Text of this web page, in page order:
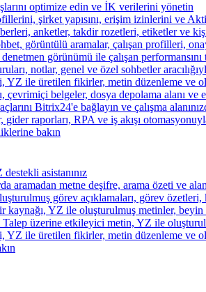
optimize edin ve İK verilerini yönetin
şirket yapısını, erişim izinlerini ve
anketler, takdir rozetleri, etiketler ve
görüntülü aramalar, çalışan profilleri,
görünümü ile çalışan
notlar, genel ve özel sohbetler
YZ ile üretilen fikirler, metin düzenleme ve
çevrimiçi belgeler, dosya depolama alanı ve
Bitrix24'e bağlayın ve çalışma
gider raporları, RPA ve iş akışı
bakın
asistanınız
aramadan metne deşifre, arama özeti ve
görev açıklamaları, görev
kaynağı, YZ ile oluşturulmuş metinler, beyin
Talep üzerine etkileyici metin, YZ ile
YZ ile üretilen fikirler, metin düzenleme ve